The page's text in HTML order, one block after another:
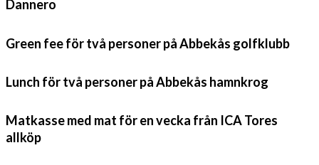
Dannero
Green fee för två personer på Abbekås golfklubb
Lunch för två personer på Abbekås hamnkrog
Matkasse med mat för en vecka från ICA Tores
allköp